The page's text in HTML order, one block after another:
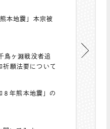
本地震」本宗被
鳥ヶ淵戦没者追
祈願法要について
８年熊本地震」の